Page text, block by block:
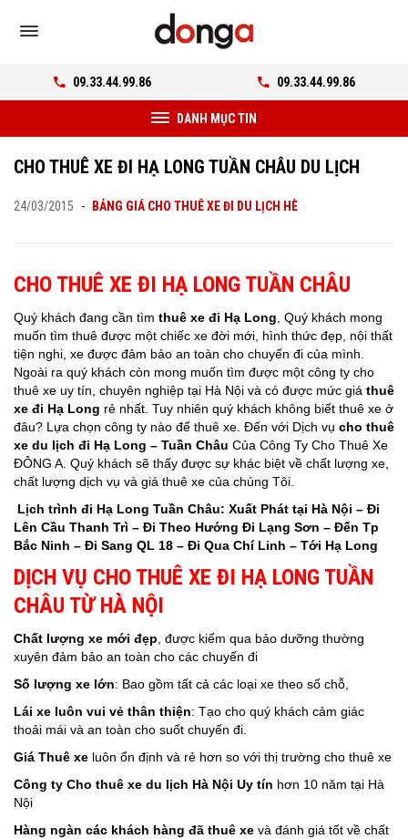
09.33.44.99.86 09.33.44.99.86
DANH MỤC TIN
CHO THUÊ XE ĐI HẠ LONG TUẦN CHÂU DU LỊCH
24/03/2015 - BẢNG GIÁ CHO THUÊ XE ĐI DU LỊCH HÈ
CHO THUÊ XE ĐI HẠ LONG TUẦN CHÂU
Quý khách đang cần tìm thuê xe đi Hạ Long , Quý khách mong
muốn tìm thuê được một chiếc xe đời mới, hình thức đẹp, nội thất
tiện nghi, xe được đảm bảo an toàn cho chuyến đi của mình.
Ngoài ra quý khách còn mong muốn tìm được một công ty cho
thuê xe uy tín, chuyên nghiệp tại Hà Nội và có được mức giá thuê
xe đi Hạ Long rẻ nhất. Tuy nhiên quý khách không biết thuê xe ở
đâu? Lựa chọn công ty nào để thuê xe. Đến với Dịch vụ cho thuê
xe du lịch đi Hạ Long – Tuần Châu Của Công Ty Cho Thuê Xe
ĐÔNG A. Quý khách sẽ thấy được sự khác biệt về chất lượng xe,
chất lượng dịch vụ và giá thuê xe của chúng Tôi.
Lịch trình đi Hạ Long Tuần Châu: Xuất Phát tại Hà Nội – Đi
Lên Cầu Thanh Trì – Đi Theo Hướng Đi Lạng Sơn – Đến Tp
Bắc Ninh – Đi Sang QL 18 – Đi Qua Chí Linh – Tới Hạ Long
DỊCH VỤ CHO THUÊ XE ĐI HẠ LONG TUẦN
CHÂU TỪ HÀ NỘI
Chất lượng xe mới đẹp , được kiểm qua bảo dưỡng thường
xuyên đảm bảo an toàn cho các chuyến đi
Số lượng xe lớn: Bao gồm tất cả các loại xe theo số chỗ,
Lái xe luôn vui vẻ thân thiện: Tạo cho quý khách cảm giác
thoải mái và an toàn cho suốt chuyến đi.
Giá Thuê xe luôn ổn định và rẻ hơn so với thị trường cho thuê xe
Công ty Cho thuê xe du lịch Hà Nội Uy tín hơn 10 năm tại Hà
Nội
Hàng ngàn các khách hàng đã thuê xe và đánh giá tốt về chất